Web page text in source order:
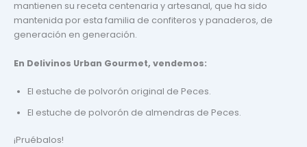
mantienen su receta centenaria y artesanal, que ha sido
mantenida por esta familia de confiteros y panaderos, de
generación en generación.
En Delivinos Urban Gourmet, vendemos:
El estuche de polvorón original de Peces.
El estuche de polvorón de almendras de Peces.
¡Pruébalos!